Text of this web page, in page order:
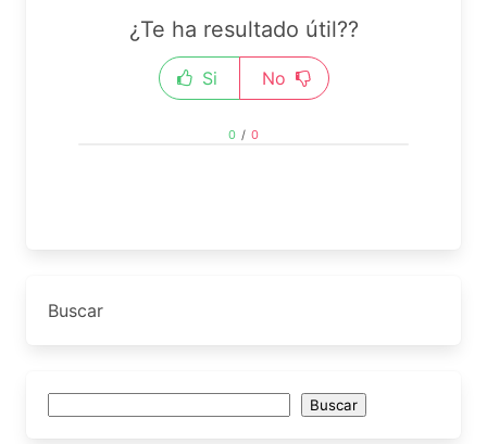
¿Te ha resultado útil??
Si No
0 / 0
Buscar
Buscar